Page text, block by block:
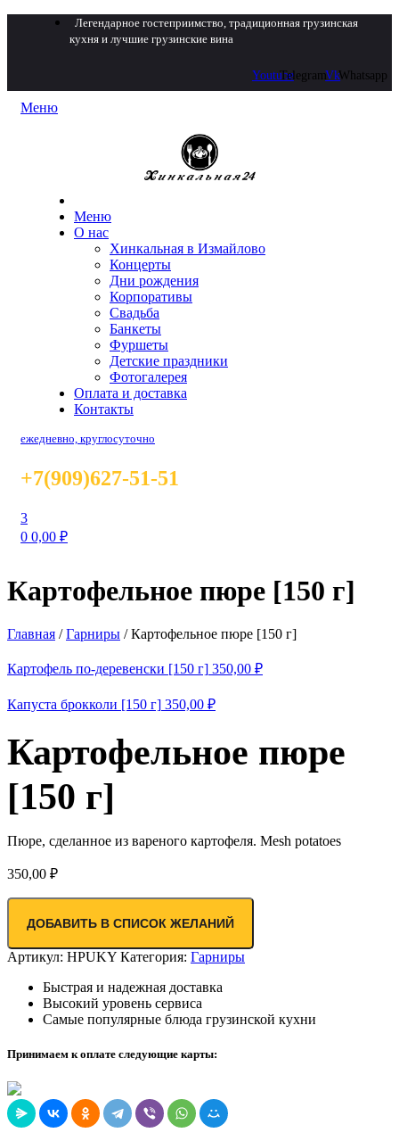
Легендарное гостеприимство, традиционная грузинская
кухня и лучшие грузинские вина
YoutubeTelegramVkWhatsapp
Меню
Меню
О нас
Хинкальная в Измайлово
Концерты
Дни рождения
Корпоративы
Свадьба
Банкеты
Фуршеты
Детские праздники
Фотогалерея
Оплата и доставка
Контакты
ежедневно, круглосуточно
+7(909)627-51-51
3
0 0,00 ₽
Картофельное пюре [150 г]
Главная /Гарниры /Картофельное пюре [150 г]
Картофель по-деревенски [150 г] 350,00 ₽
Капуста брокколи [150 г] 350,00 ₽
Картофельное пюре
[150 г]
Пюре, сделанное из вареного картофеля. Mesh potatoes
350,00 ₽
ДОБАВИТЬ В СПИСОК ЖЕЛАНИЙ
Артикул: HPUKY Категория: Гарниры
Быстрая и надежная доставка
Высокий уровень сервиса
Самые популярные блюда грузинской кухни
Принимаем к оплате следующие карты: